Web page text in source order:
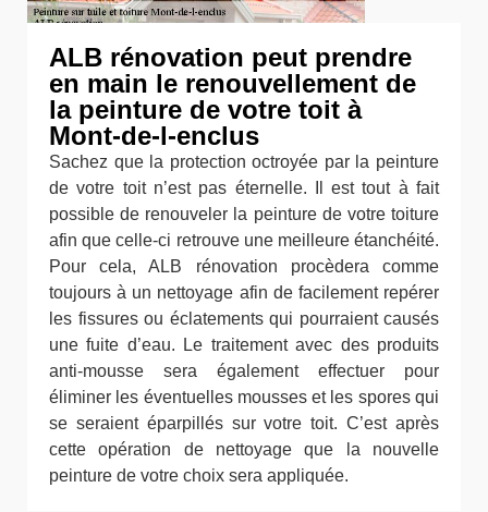
ALB rénovation peut prendre
en main le renouvellement de
la peinture de votre toit à
Mont-de-l-enclus
Sachez que la protection octroyée par la peinture
de votre toit n’est pas éternelle. Il est tout à fait
possible de renouveler la peinture de votre toiture
afin que celle-ci retrouve une meilleure étanchéité.
Pour cela, ALB rénovation procèdera comme
toujours à un nettoyage afin de facilement repérer
les fissures ou éclatements qui pourraient causés
une fuite d’eau. Le traitement avec des produits
anti-mousse sera également effectuer pour
éliminer les éventuelles mousses et les spores qui
se seraient éparpillés sur votre toit. C’est après
cette opération de nettoyage que la nouvelle
peinture de votre choix sera appliquée.